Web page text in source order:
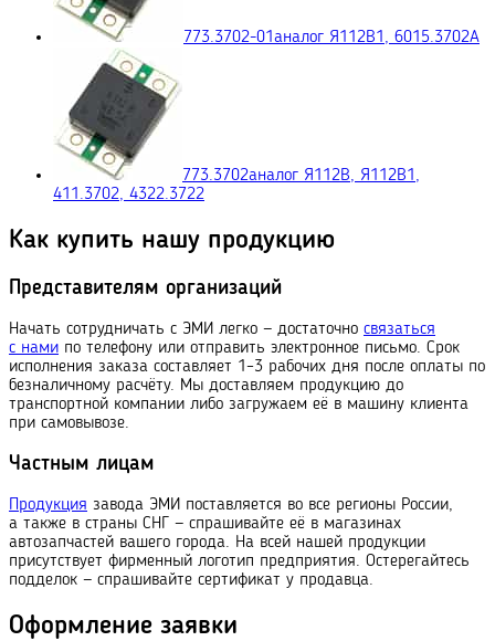
773.3702-01аналог Я112В1, 6015.3702A
773.3702аналог Я112В, Я112В1,
411.3702, 4322.3722
Как купить нашу продукцию
Представителям организаций
Начать сотрудничать с ЭМИ легко — достаточно связаться
с нами по телефону или отправить электронное письмо. Срок
исполнения заказа составляет 1–3 рабочих дня после оплаты по
безналичному расчёту. Мы доставляем продукцию до
транспортной компании либо загружаем её в машину клиента
при самовывозе.
Частным лицам
Продукция завода ЭМИ поставляется во все регионы России,
а также в страны СНГ — спрашивайте её в магазинах
автозапчастей вашего города. На всей нашей продукции
присутствует фирменный логотип предприятия. Остерегайтесь
подделок — спрашивайте сертификат у продавца.
Оформление заявки